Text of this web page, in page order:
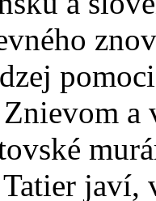
javí,